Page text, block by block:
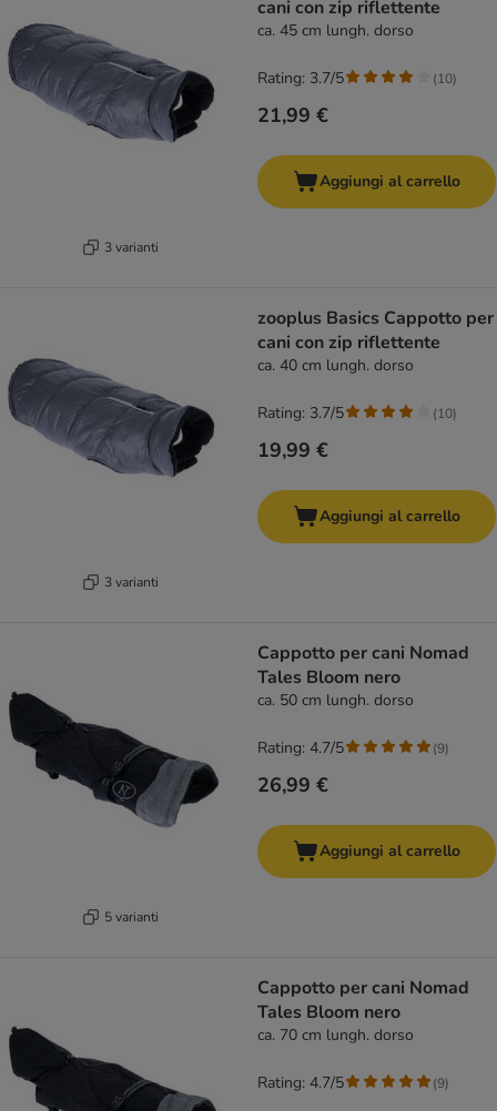
3 varianti
cani con zip riflettente
ca. 45 cm lungh. dorso
21,99 €
Rating: 3.7/5 (10)
Aggiungi al carrello
3 varianti
zooplus Basics Cappotto per
cani con zip riflettente
ca. 40 cm lungh. dorso
19,99 €
Rating: 3.7/5 (10)
Aggiungi al carrello
5 varianti
Cappotto per cani Nomad
Tales Bloom nero
ca. 50 cm lungh. dorso
26,99 €
Rating: 4.7/5 (9)
Aggiungi al carrello
Cappotto per cani Nomad
Tales Bloom nero
ca. 70 cm lungh. dorso
Rating: 4.7/5 (9)